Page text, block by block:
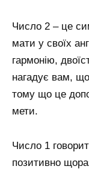
Число 2 – це
мати у своїх
гармонію,
нагадує вам,
тому що це
мети.
Число 1
позитивно